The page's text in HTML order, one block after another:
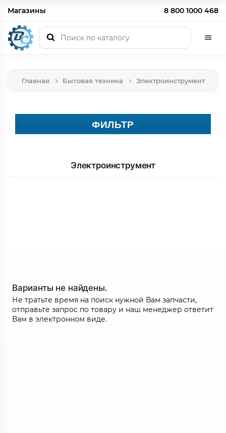
Магазины 8 800 1000 468
Главная Бытовая техника Электроинструмент
ФИЛЬТР
Электроинструмент
Варианты не найдены.
Не тратьте время на поиск нужной Вам запчасти,
отправьте запрос по товару и наш менеджер ответит
Вам в электронном виде.